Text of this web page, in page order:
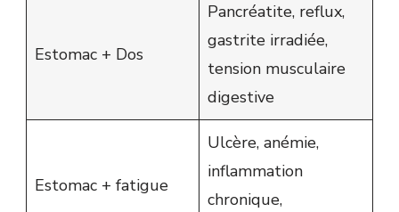
Estomac + Dos
Pancréatite, reflux,
gastrite irradiée,
tension musculaire
digestive
Estomac + fatigue
Ulcère, anémie,
inflammation
chronique,